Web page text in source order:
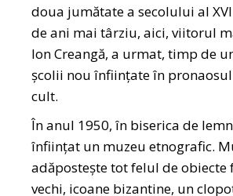
doua jumătate a secolului al
de ani mai târziu, aici, viitorul
Ion Creangă, a urmat, timp de
şcolii nou înfiinţate în
cult.
În anul 1950, în biserica de
înfiinţat un muzeu etnografic.
adăposteşte tot felul de obiecte
vechi, icoane bizantine, un